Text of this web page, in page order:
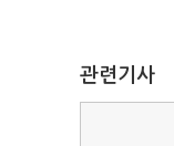
관련기사